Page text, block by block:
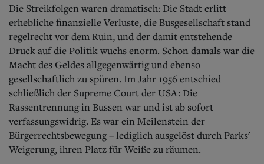
Die Streikfolgen waren dramatisch: Die Stadt erlitt
erhebliche finanzielle Verluste, die Busgesellschaft stand
regelrecht vor dem Ruin, und der damit entstehende
Druck auf die Politik wuchs enorm. Schon damals war die
Macht des Geldes allgegenwärtig und ebenso
gesellschaftlich zu spüren. Im Jahr 1956 entschied
schließlich der Supreme Court der USA: Die
Rassentrennung in Bussen war und ist ab sofort
verfassungswidrig. Es war ein Meilenstein der
Bürgerrechtsbewegung – lediglich ausgelöst durch Parks'
Weigerung, ihren Platz für Weiße zu räumen.